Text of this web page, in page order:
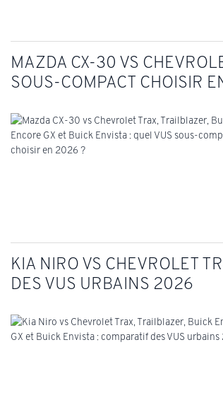
MAZDA CX-30 VS
SOUS-COMPACT CHOISIR
KIA NIRO VS CHEVROLET
DES VUS URBAINS 2026